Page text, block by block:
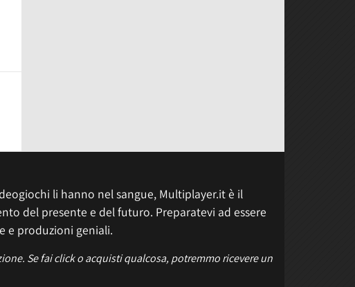
li hanno nel sangue, Multiplayer.it è il
del presente e del futuro. Preparatevi ad essere
e produzioni geniali.
Se fai click o acquisti qualcosa, potremmo ricevere un